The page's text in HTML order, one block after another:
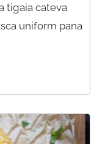
tigaia cateva
uniform pana